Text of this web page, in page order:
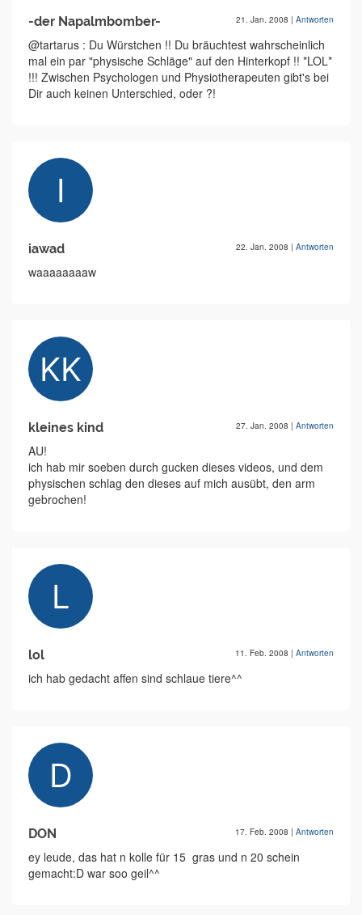
-der Napalmbomber- 21. Jan. 2008 | Antworten
@tartarus : Du Würstchen !! Du bräuchtest wahrscheinlich
mal ein par "physische Schläge" auf den Hinterkopf !! *LOL*
!!! Zwischen Psychologen und Physiotherapeuten gibt's bei
Dir auch keinen Unterschied, oder ?!
iawad 22. Jan. 2008 | Antworten
waaaaaaaaw
kleines kind 27. Jan. 2008 | Antworten
AU!
ich hab mir soeben durch gucken dieses videos, und dem
physischen schlag den dieses auf mich ausübt, den arm
gebrochen!
lol 11. Feb. 2008 | Antworten
ich hab gedacht affen sind schlaue tiere^^
DON 17. Feb. 2008 | Antworten
ey leude, das hat n kolle für 15  gras und n 20 schein
gemacht:D war soo geil^^